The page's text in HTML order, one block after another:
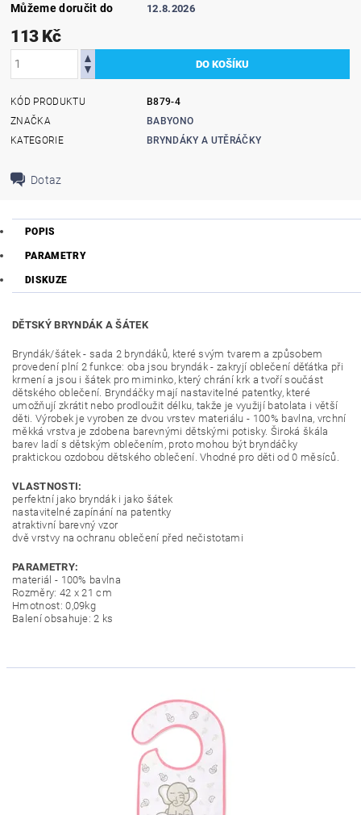
Můžeme doručit do
12.8.2026
113 Kč
KÓD PRODUKTU
B879-4
ZNAČKA
BABYONO
KATEGORIE
BRYNDÁKY A UTĚRÁČKY
Dotaz
POPIS
PARAMETRY
DISKUZE
DĚTSKÝ BRYNDÁK A ŠÁTEK
Bryndák/šátek - sada 2 bryndáků, které svým tvarem a způsobem
provedení plní 2 funkce: oba jsou bryndák - zakryjí oblečení děťátka při
krmení a jsou i šátek pro miminko, který chrání krk a tvoří součást
dětského oblečení. Bryndáčky mají nastavitelné patentky, které
umožňují zkrátit nebo prodloužit délku, takže je využijí batolata i větší
děti. Výrobek je vyroben ze dvou vrstev materiálu - 100% bavlna, vrchní
měkká vrstva je zdobena barevnými dětskými potisky. Široká škála
barev ladí s dětským oblečením, proto mohou být bryndáčky
praktickou ozdobou dětského oblečení. Vhodné pro děti od 0 měsíců.
VLASTNOSTI:
perfektní jako bryndák i jako šátek
nastavitelné zapínání na patentky
atraktivní barevný vzor
dvě vrstvy na ochranu oblečení před nečistotami
PARAMETRY:
materiál - 100% bavlna
Rozměry: 42 x 21 cm
Hmotnost: 0,09kg
Balení obsahuje: 2 ks